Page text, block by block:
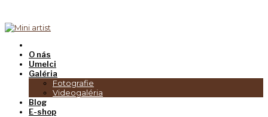
O nás
Umelci
Galéria
Fotografie
Videogaléria
Blog
E-shop